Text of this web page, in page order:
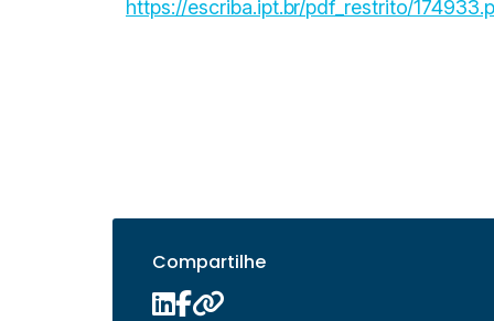
https://escriba.ipt.br/pdf_restrito/
Compartilhe